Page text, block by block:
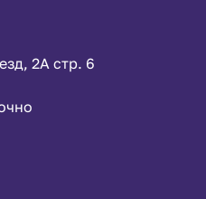
удобные и
хранения одежды.
Наличие гардеробной
добавляет вашему
и
2А стр. 6